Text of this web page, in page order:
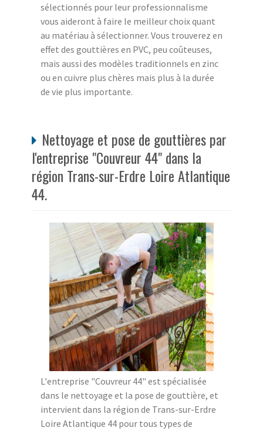
sélectionnés pour leur professionnalisme
vous aideront à faire le meilleur choix quant
au matériau à sélectionner. Vous trouverez en
effet des gouttières en PVC, peu coûteuses,
mais aussi des modèles traditionnels en zinc
ou en cuivre plus chères mais plus à la durée
de vie plus importante.
Nettoyage et pose de gouttières par
l'entreprise "Couvreur 44" dans la
région Trans-sur-Erdre Loire Atlantique
44.
L'entreprise "Couvreur 44" est spécialisée
dans le nettoyage et la pose de gouttière, et
intervient dans la région de Trans-sur-Erdre
Loire Atlantique 44 pour tous types de